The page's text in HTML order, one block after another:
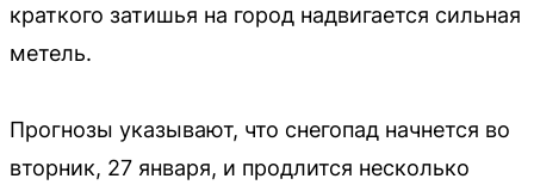
краткого затишья на город надвигается сильная
метель.
Прогнозы указывают, что снегопад начнется во
вторник, 27 января, и продлится несколько